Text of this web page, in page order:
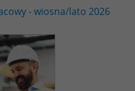
- wiosna/lato 2026